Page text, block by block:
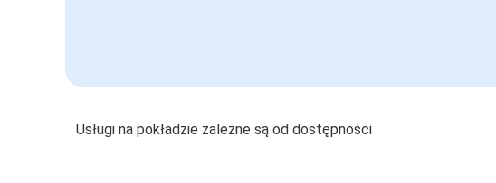
Usługi na pokładzie zależne są od dostępności